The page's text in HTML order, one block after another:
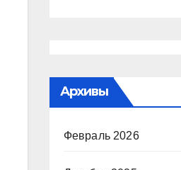
Архивы
Февраль 2026